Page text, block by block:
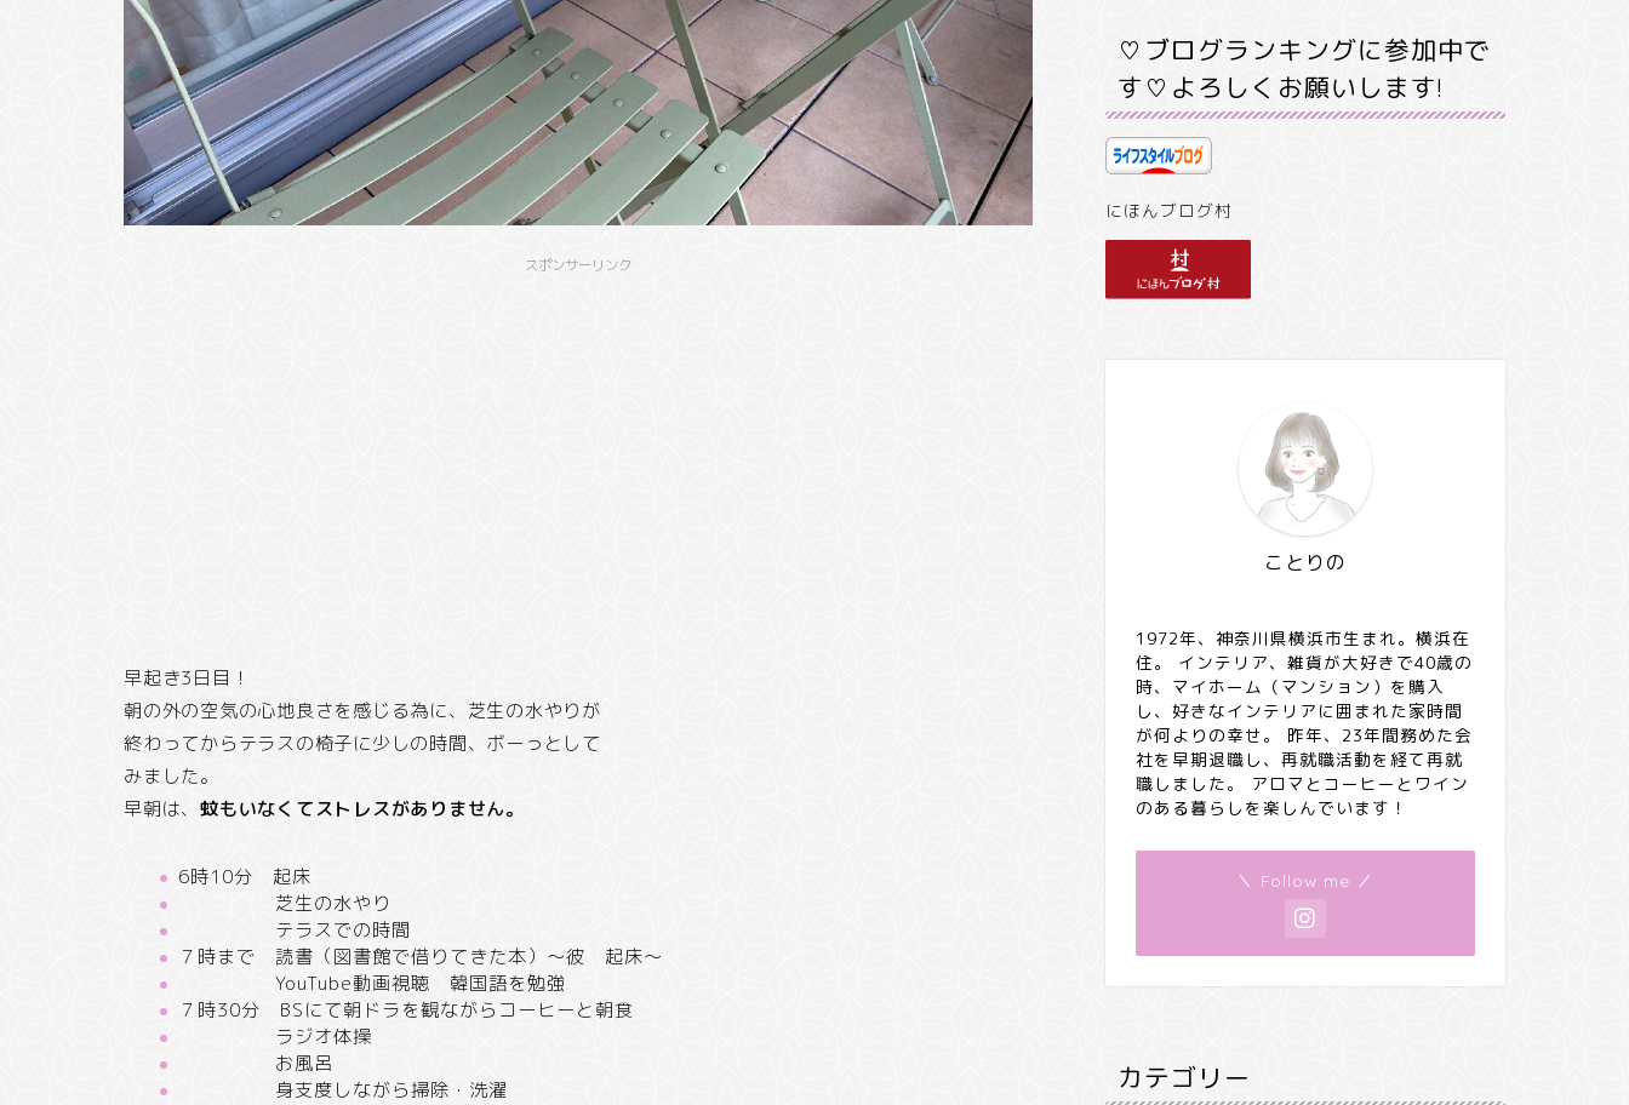
スポンサーリンク
早起き3日目！
朝の外の空気の心地良さを感じる為に、芝生の水やりが
終わってからテラスの椅子に少しの時間、ボーっとして
みました。
早朝は、蚊もいなくてストレスがありません。
6時10分 起床
芝生の水やり
テラスでの時間
７時まで 読書（図書館で借りてきた本）～彼 起床～
YouTube動画視聴 韓国語を勉強
７時30分 BSにて朝ドラを観ながらコーヒーと朝食
ラジオ体操
お風呂
身支度しながら掃除・洗濯
♡ブログランキングに参加中で
す♡よろしくお願いします!
にほんブログ村
ことりの
1972年、神奈川県横浜市生まれ。横浜在
住。 インテリア、雑貨が大好きで40歳の
時、マイホーム（マンション）を購入
し、好きなインテリアに囲まれた家時間
が何よりの幸せ。 昨年、23年間務めた会
社を早期退職し、再就職活動を経て再就
職しました。 アロマとコーヒーとワイン
のある暮らしを楽しんでいます！
＼ Follow me ／
カテゴリー